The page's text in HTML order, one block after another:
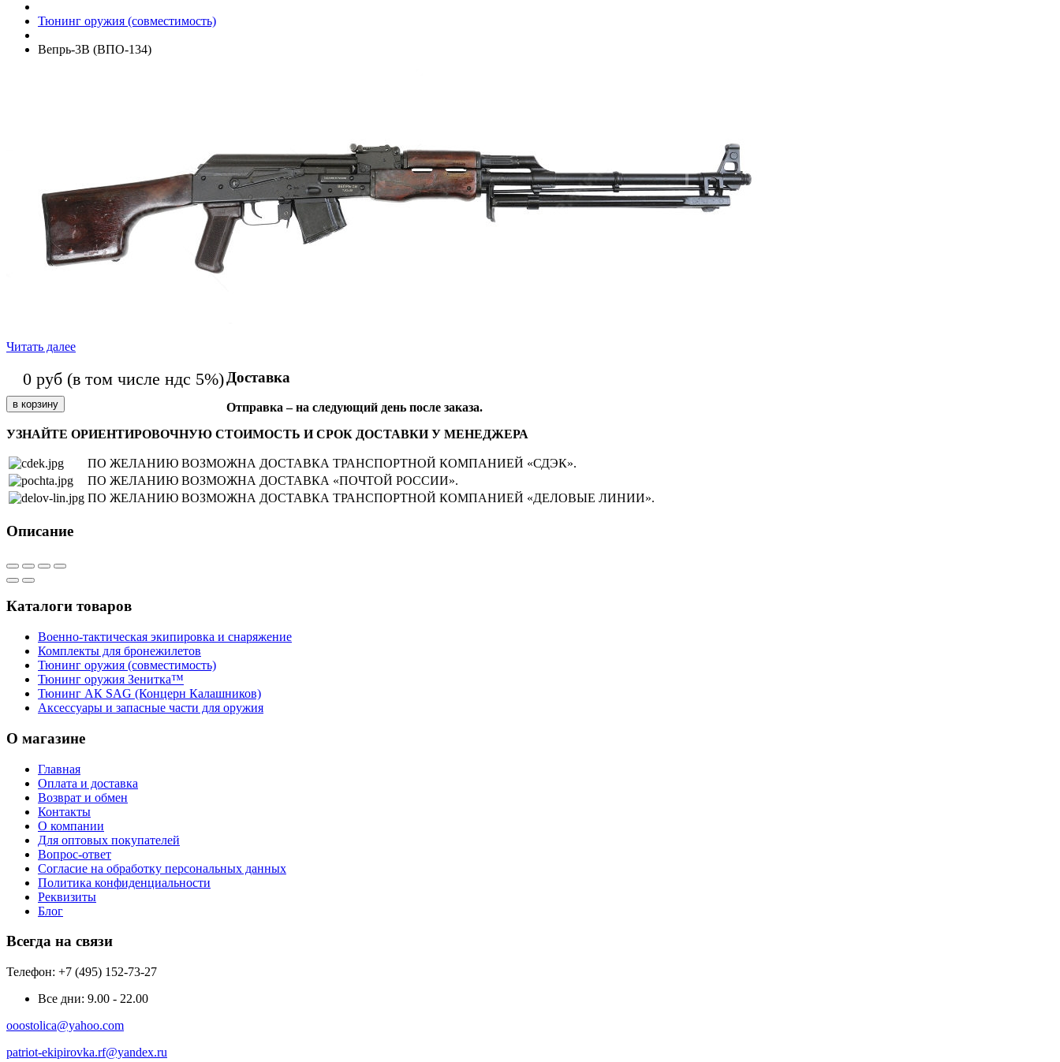
Тюнинг оружия (совместимость)
Вепрь-3В (ВПО-134)
Читать далее
0 руб (в том числе ндс 5%) Доставка
Отправка – на следующий день после заказа.
УЗНАЙТЕ ОРИЕНТИРОВОЧНУЮ СТОИМОСТЬ И СРОК ДОСТАВКИ У МЕНЕДЖЕРА
ПО ЖЕЛАНИЮ ВОЗМОЖНА ДОСТАВКА ТРАНСПОРТНОЙ КОМПАНИЕЙ «СДЭК».
ПО ЖЕЛАНИЮ ВОЗМОЖНА ДОСТАВКА «ПОЧТОЙ РОССИИ».
ПО ЖЕЛАНИЮ ВОЗМОЖНА ДОСТАВКА ТРАНСПОРТНОЙ КОМПАНИЕЙ «ДЕЛОВЫЕ ЛИНИИ».
Описание
Каталоги товаров
Военно-тактическая экипировка и снаряжение
Комплекты для бронежилетов
Тюнинг оружия (совместимость)
Тюнинг оружия Зенитка™
Тюнинг АК SAG (Концерн Калашников)
Аксессуары и запасные части для оружия
О магазине
Главная
Оплата и доставка
Возврат и обмен
Контакты
О компании
Для оптовых покупателей
Вопрос-ответ
Согласие на обработку персональных данных
Политика конфиденциальности
Реквизиты
Блог
Всегда на связи
Телефон: +7 (495) 152-73-27
Все дни: 9.00 - 22.00
ooostolica@yahoo.com
patriot-ekipirovka.rf@yandex.ru